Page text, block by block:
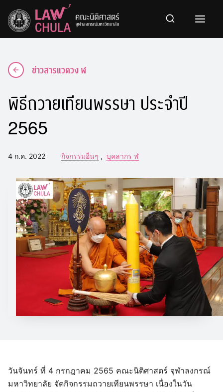
content
ข่าวสารแวดวง ฬ
พิธีถวายเทียนพรรษา ประจำปี
2565
4 ก.ค. 2022 กิจกรรมอื่นๆ บุคลากร ฬ
วันจันทร์ ที่ 4 กรกฎาคม 2565 คณะนิติศาสตร์ จุฬาลงกรณ์
มหาวิทยาลัย จัดกิจกรรมถวายเทียนพรรษา เนื่องในวัน